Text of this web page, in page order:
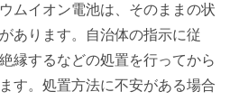
ムイオン電池は、そのままの状
あります。自治体の指示に従
縁するなどの処置を行ってから
す。処置方法に不安がある場合